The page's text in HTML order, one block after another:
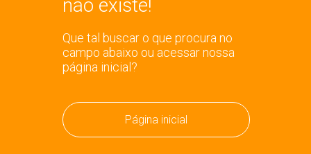
não existe!
Que tal buscar o que procura no
campo abaixo ou acessar nossa
página inicial?
Página inicial